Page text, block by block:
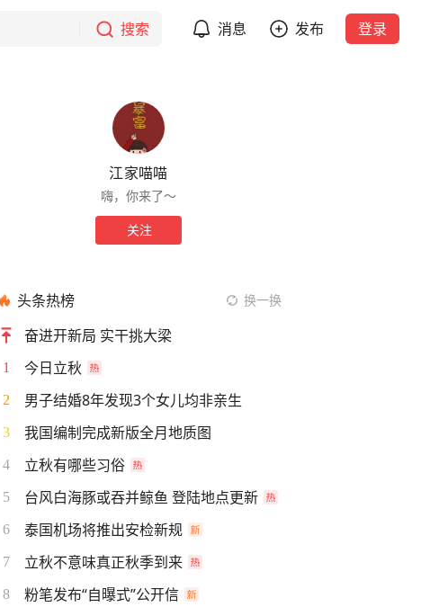
搜索 消息 发布 登录
江家喵喵
嗨，你来了～
关注
头条热榜 换一换
奋进开新局 实干挑大梁
1 今日立秋
2 男子结婚8年发现3个女儿均非亲生
3 我国编制完成新版全月地质图
4 立秋有哪些习俗
5 台风白海豚或吞并鲸鱼 登陆地点更新
6 泰国机场将推出安检新规
7 立秋不意味真正秋季到来
8 粉笔发布“自曝式”公开信